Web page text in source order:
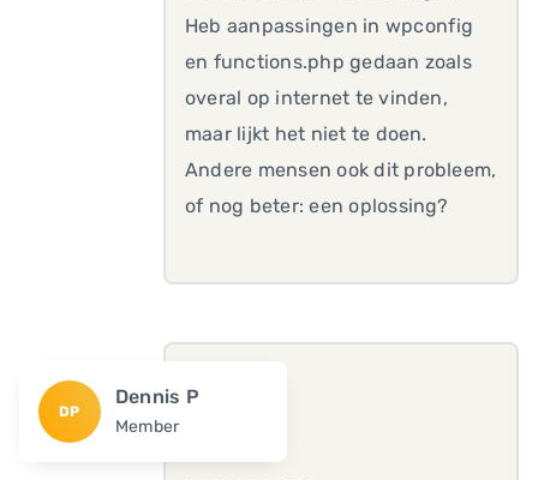
Heb aanpassingen in wpconfig
en functions.php gedaan zoals
overal op internet te vinden,
maar lijkt het niet te doen.
Andere mensen ook dit probleem,
of nog beter: een oplossing?
DP
Dennis P
Member